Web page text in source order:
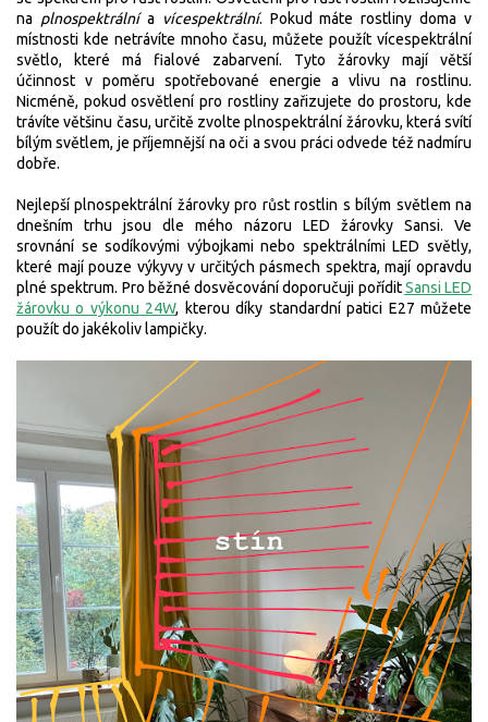
na plnospektrálnía vícespektrální. Pokud máte rostliny doma v
místnosti kde netrávíte mnoho času, můžete použít vícespektrální
světlo, které má fialové zabarvení. Tyto žárovky mají větší
účinnost v poměru spotřebované energie a vlivu na rostlinu.
Nicméně, pokud osvětlení pro rostliny zařizujete do prostoru, kde
trávíte většinu času, určitě zvolteplnospektrální žárovku, která svítí
bílým světlem, je příjemnější na oči a svou práci odvede též nadmíru
dobře.
Nejlepší plnospektrální žárovky pro růst rostlin s bílým světlem na
dnešním trhu jsou dle mého názoru LED žárovky Sansi.
Ve
srovnání se sodíkovými výbojkami nebo spektrálními LED světly,
které mají pouze výkyvy v určitých pásmech spektra, mají opravdu
plné spektrum. Pro běžné dosvěcování doporučuji poříditSansi LED
žárovku o výkonu 24W, kterou díky standardní patici E27 můžete
použít do jakékoliv lampičky.